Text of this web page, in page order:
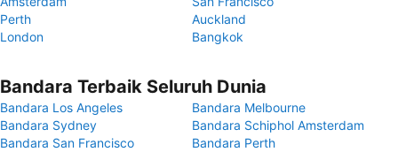
Perth
Auckland
London
Bangkok
Bandara Terbaik Seluruh Dunia
Bandara Los Angeles
Bandara Melbourne
Bandara Sydney
Bandara Schiphol Amsterdam
Bandara San Francisco
Bandara Perth